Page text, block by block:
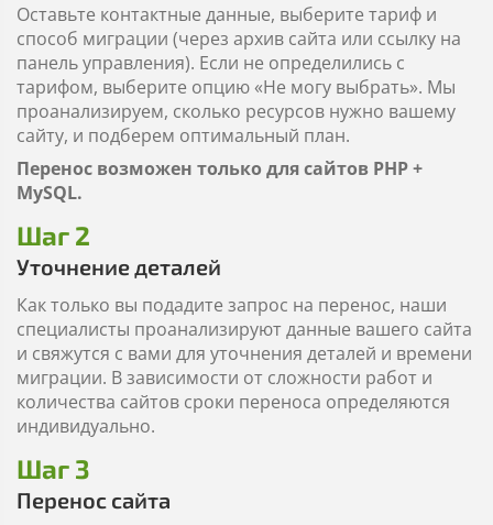
Оставьте контактные данные, выберите тариф и
способ миграции (через архив сайта или ссылку на
панель управления). Если не определились с
тарифом, выберите опцию «Не могу выбрать». Мы
проанализируем, сколько ресурсов нужно вашему
сайту, и подберем оптимальный план.
Перенос возможен только для сайтов PHP +
MySQL.
Шаг 2
Уточнение деталей
Как только вы подадите запрос на перенос, наши
специалисты проанализируют данные вашего сайта
и свяжутся с вами для уточнения деталей и времени
миграции. В зависимости от сложности работ и
количества сайтов сроки переноса определяются
индивидуально.
Шаг 3
Перенос сайта